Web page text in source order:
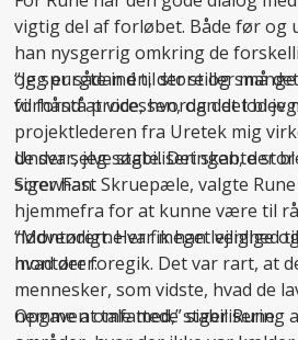
vigtig del af forløbet. Både før og
han nysgerrig omkring de
og spurgte ind til store og små
forhånd at vide, hvordan det blev
“Jeg er sådan én, der stiller
vil forstå processen, og det lod
projektlederen fra Uretek mig
de svar, jeg søgte. Det skabte
siger han.
Under selve stabiliseringen, der
ScrewFast Skruepæle, valgte
hjemmefra for at kunne være til
nødvendigt. Her fik han lejlighed
montører:
“Montørerne var meget venlige
hvad der foregik. Det var rart, at
mennesker, som vidste, hvad de
nemme at tale med,” siger Rune.
Opgaven omfattedestabilisering